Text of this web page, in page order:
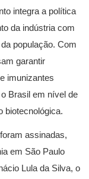
integra a política
da indústria com
população. Com
garantir
imunizantes
Brasil em nível de
biotecnológica.
assinadas,
em São Paulo
Lula da Silva, o